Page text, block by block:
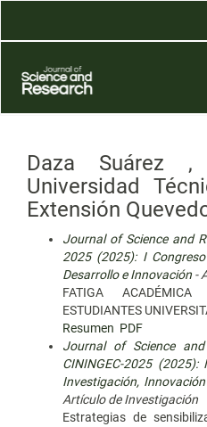
Contenido
Barra
lateral
Daza Suárez ,
Universidad
Extensión
Journal of Science and
2025 (2025): I
Desarrollo e Innovación -
FATIGA
ESTUDIANTES
Resumen PDF
Journal of Science
CININGEC-2025
Investigación,
Artículo de Investigación
Estrategias de